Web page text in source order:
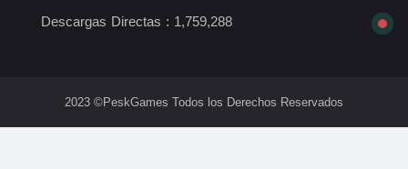
Descargas Directas : 1,759,288
2023 ©PeskGames Todos los Derechos Reservados